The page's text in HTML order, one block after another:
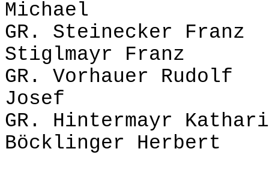
Michael
GR. Steinecker
Stiglmayr Franz
GR. Vorhauer
Josef
GR. Hintermayr
Böcklinger Herbert